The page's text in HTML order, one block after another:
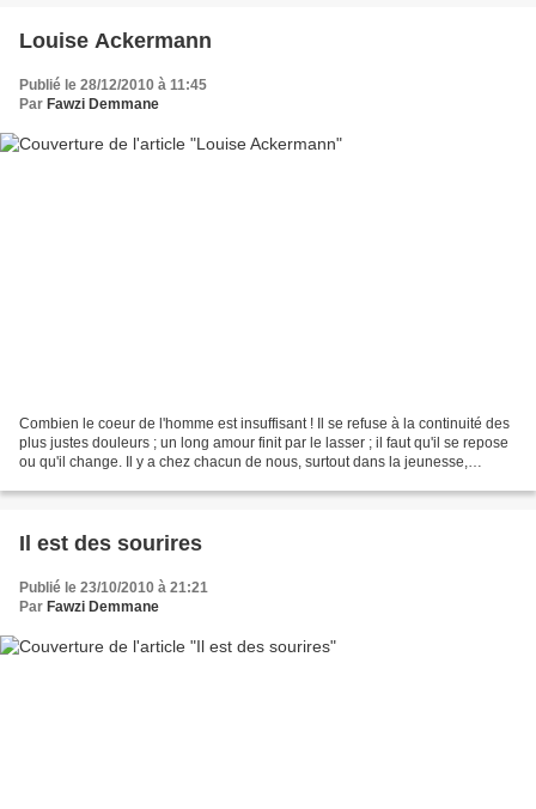
Louise Ackermann
Publié le 28/12/2010 à 11:45
Par Fawzi Demmane
Combien le coeur de l'homme est insuffisant ! Il se refuse à la continuité des
plus justes douleurs ; un long amour finit par le lasser ; il faut qu'il se repose
ou qu'il change. Il y a chez chacun de nous, surtout dans la jeunesse,
Il est des sourires
Publié le 23/10/2010 à 21:21
Par Fawzi Demmane